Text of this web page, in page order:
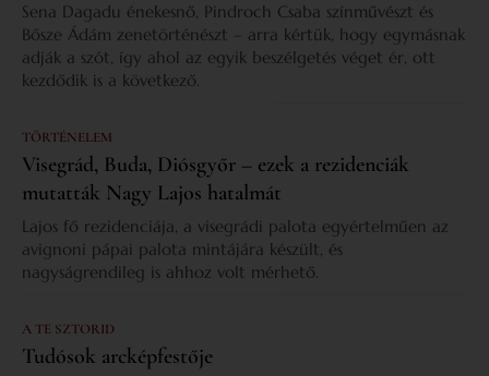
Sena Dagadu énekesnő, Pindroch Csaba színművészt és
Bősze Ádám zenetörténészt – arra kértük, hogy egymásnak
adják a szót, így ahol az egyik beszélgetés véget ér, ott
kezdődik is a következő.
TÖRTÉNELEM
Visegrád, Buda, Diósgyőr – ezek a rezidenciák
mutatták Nagy Lajos hatalmát
Lajos fő rezidenciája, a visegrádi palota egyértelműen az
avignoni pápai palota mintájára készült, és
nagyságrendileg is ahhoz volt mérhető.
A TE SZTORID
Tudósok arcképfestője